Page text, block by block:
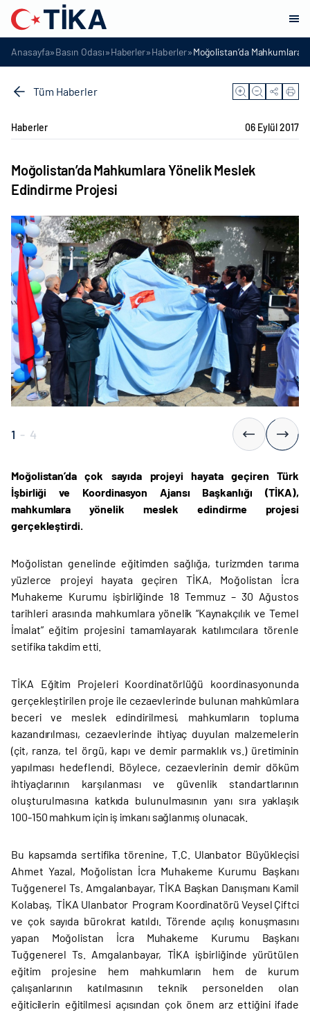
Anasayfa»Basın Odası»Haberler»Haberler»Moğolistan’da Mahkumlara
Tüm Haberler
Haberler 06 Eylül 2017
Moğolistan’da Mahkumlara Yönelik Meslek
Edindirme Projesi
1 - 4
Moğolistan’da çok sayıda projeyi hayata geçiren Türk
İşbirliği ve Koordinasyon Ajansı Başkanlığı (TİKA),
mahkumlara yönelik meslek edindirme projesi
gerçekleştirdi.
Moğolistan genelinde eğitimden sağlığa, turizmden tarıma
yüzlerce projeyi hayata geçiren TİKA, Moğolistan İcra
Muhakeme Kurumu işbirliğinde 18 Temmuz – 30 Ağustos
tarihleri arasında mahkumlara yönelik “Kaynakçılık ve Temel
İmalat” eğitim projesini tamamlayarak katılımcılara törenle
setifika takdim etti.
TİKA Eğitim Projeleri Koordinatörlüğü koordinasyonunda
gerçekleştirilen proje ile cezaevlerinde bulunan mahkûmlara
beceri ve meslek edindirilmesi, mahkumların topluma
kazandırılması, cezaevlerinde ihtiyaç duyulan malzemelerin
(çit, ranza, tel örgü, kapı ve demir parmaklık vs.) üretiminin
yapılması hedeflendi. Böylece, cezaevlerinin demir döküm
ihtiyaçlarının karşılanması ve güvenlik standartlarının
oluşturulmasına katkıda bulunulmasının yanı sıra yaklaşık
100-150 mahkum için iş imkanı sağlanmış olunacak.
Bu kapsamda sertifika törenine, T.C. Ulanbator Büyükleçisi
Ahmet Yazal, Moğolistan İcra Muhakeme Kurumu Başkanı
Tuğgenerel Ts. Amgalanbayar, TİKA Başkan Danışmanı Kamil
Kolabaş, TİKA Ulanbator Program Koordinatörü Veysel Çiftci
ve çok sayıda bürokrat katıldı. Törende açılış konuşmasını
yapan Moğolistan İcra Muhakeme Kurumu Başkanı
Tuğgenerel Ts. Amgalanbayar, TİKA işbirliğinde yürütülen
eğitim projesine hem mahkumların hem de kurum
çalışanlarının katılmasının teknik personelden olan
eğiticilerin eğitilmesi açısından çok önem arz ettiğini ifade